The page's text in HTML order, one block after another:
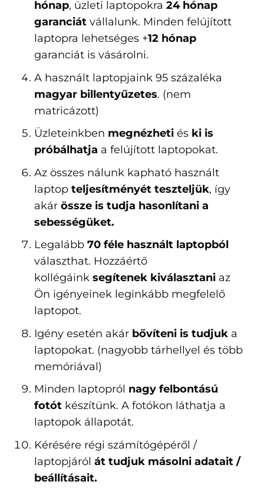
hónap, üzleti laptopokra 24 hónap
garanciátvállalunk. Minden felújított
laptopra lehetséges +12 hónap
garanciát is vásárolni.
A használt laptopjaink 95 százaléka
magyar billentyűzetes. (nem
matricázott)
Üzleteinkben megnézheti és ki is
próbálhatja a felújított laptopokat.
Az összes nálunk kapható használt
laptop teljesítményét teszteljük, így
akár össze is tudja hasonlítani a
sebességüket.
Legalább 70 féle használt laptopból
választhat. Hozzáértő
kollégáink segítenek kiválasztaniaz
Ön igényeinek leginkább megfelelő
laptopot.
Igény esetén akár bővíteni is tudjuka
laptopokat. (nagyobb tárhellyel és több
memóriával)
Minden laptopról nagy felbontású
fotótkészítünk. A fotókon láthatja a
laptopok állapotát.
Kérésére régi számítógépéről /
laptopjáról át tudjuk másolni adatait /
beállításait.